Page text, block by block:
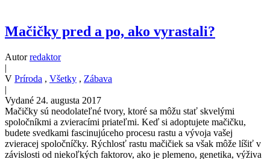
Mačičky pred a po, ako vyrastali?
Autorredaktor
|
V Príroda , Všetky , Zábava
|
Vydané 24. augusta 2017
Mačičky sú neodolateľné tvory, ktoré sa môžu stať skvelými
spoločníkmi a zvieracími priateľmi. Keď si adoptujete mačičku,
budete svedkami fascinujúceho procesu rastu a vývoja vašej
zvieracej spoločníčky. Rýchlosť rastu mačičiek sa však môže líšiť v
závislosti od niekoľkých faktorov, ako je plemeno, genetika, výživa